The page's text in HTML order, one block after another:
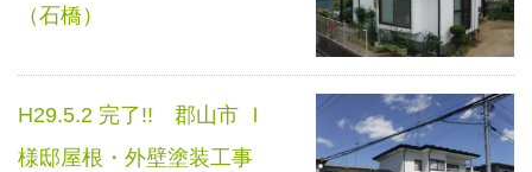
（石橋）
H29.5.2 完了!! 郡山市 Ｉ
様邸屋根・外壁塗装工事